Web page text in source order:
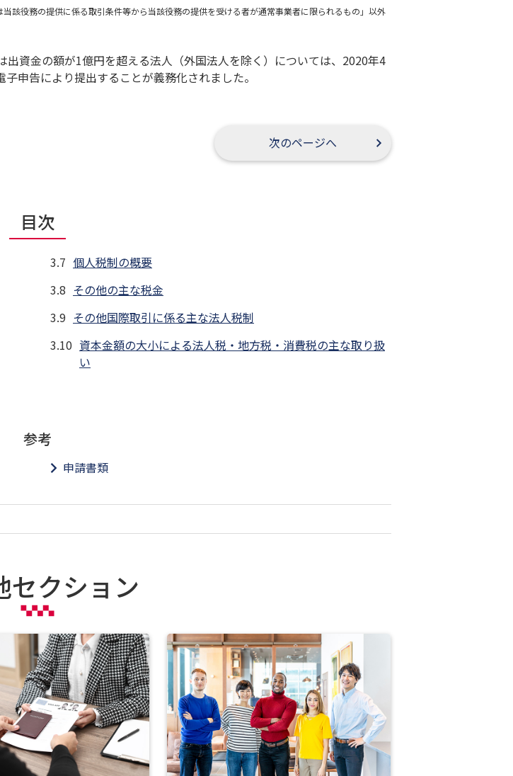
該役務の提供に係る取引条件等から当該役務の提供を受ける者が通常事業者に限られるもの」以外
資金の額が1億円を超える法人（外国法人を除く）については、2020年4
申告により提出することが義務化されました。
次のページへ
目次
3.7 個人税制の概要
3.8 その他の主な税金
3.9 その他国際取引に係る主な法人税制
3.10 資本金額の大小による法人税・地方税・消費税の主な取り扱
い
参考
申請書類
セクション